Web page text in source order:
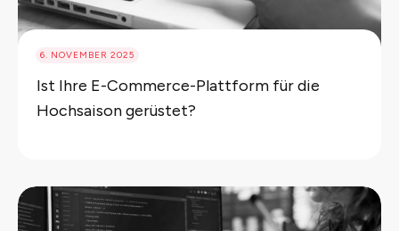
6. NOVEMBER 2025
Ist Ihre E-Commerce-Plattform für die
Hochsaison gerüstet?